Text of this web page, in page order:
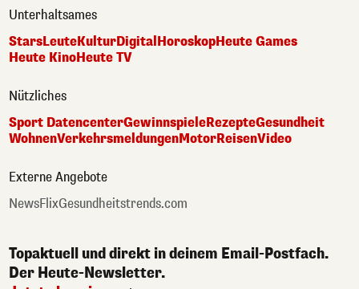
Unterhaltsames
StarsLeuteKulturDigital HoroskopHeute Games
Heute KinoHeute TV
Nützliches
Sport DatencenterGewinnspieleRezepteGesundheit
WohnenVerkehrsmeldungenMotorReisenVideo
Externe Angebote
NewsFlixGesundheitstrends.com
Topaktuell und direkt in deinem Email-Postfach.
Der Heute-Newsletter.